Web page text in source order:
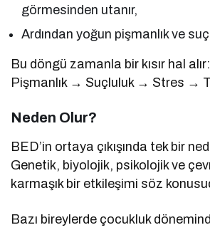
görmesinden utanır,
Ardından yoğun pişmanlık ve
Bu döngü zamanla bir kısır hal
Pişmanlık → Suçluluk → Stres →
Neden Olur?
BED’in ortaya çıkışında tek bir
Genetik, biyolojik, psikolojik ve
karmaşık bir etkileşimi söz
Bazı bireylerde çocukluk